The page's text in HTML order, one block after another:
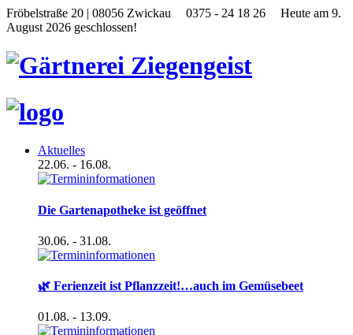
Fröbelstraße 20 | 08056 Zwickau 0375 - 24 18 26
Heute am 9.
August 2026 geschlossen!
Aktuelles
22.06. - 16.08.
Die Gartenapotheke ist geöffnet
30.06. - 31.08.
🌿 Ferienzeit ist Pflanzzeit!…auch im Gemüsebeet
01.08. - 13.09.